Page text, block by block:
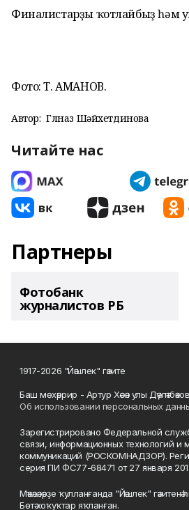
Финалистарҙы ҡотлайбыҙ һәм
Фото: Т. АМАНОВ.
Автор: Гөлназ Шәйхетдинова
Читайте нас
Партнеры
Фотобанк
журналистов РБ
1917-2026 "Йәшлек" гәзите
Баш мөхәррир - Артур Хәсән улы Дәүләтбәков
Об использовании персональных
Зарегистрировано Федеральной
связи, информационных технологий и
коммуникаций (РОСКОМНАДЗОР).
серия ПИ ФС77-68471 от 27 января
Мәҡәләләрҙе ҡулланғанда "Йәшлек"
Бөтә хоҡуҡтар яҡланған.